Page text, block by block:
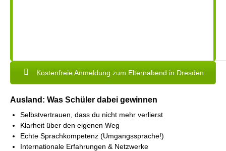
Kostenfreie Anmeldung zum Elternabend in Dresden
Ausland: Was Schüler dabei gewinnen
Selbstvertrauen, dass du nicht mehr verlierst
Klarheit über den eigenen Weg
Echte Sprachkompetenz (Umgangssprache!)
Internationale Erfahrungen & Netzwerke